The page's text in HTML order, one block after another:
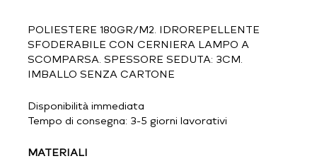
POLIESTERE 180GR/M2. IDROREPELLENTE
SFODERABILE CON CERNIERA LAMPO A
SCOMPARSA. SPESSORE SEDUTA: 3CM.
IMBALLO SENZA CARTONE
Disponibilità immediata
Tempo di consegna: 3-5 giorni lavorativi
MATERIALI